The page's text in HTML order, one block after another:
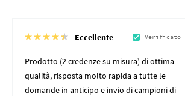
Eccellente Verificato
Prodotto (2 credenze su misura) di ottima
qualità, risposta molto rapida a tutte le
domande in anticipo e invio di campioni di